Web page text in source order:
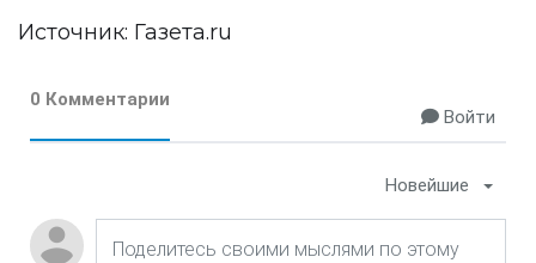
Источник: Газета.ru
0 Комментарии
Войти
Новейшие